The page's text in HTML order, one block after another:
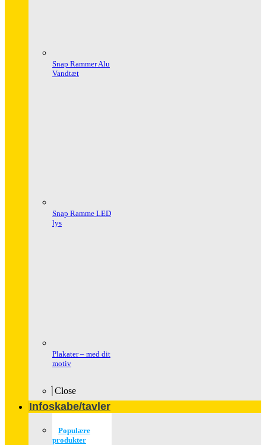
Snap Rammer Alu
Vandtæt
Snap Ramme LED
lys
Plakater – med dit
motiv
Close
Infoskabe/tavler
Populære
produkter